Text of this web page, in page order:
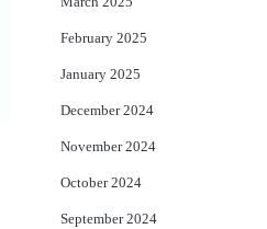
February 2025
January 2025
December 2024
November 2024
October 2024
September 2024